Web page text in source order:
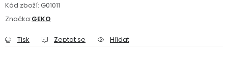
Kód zboží: G01011
Značka:GEKO
Tisk Zeptat se Hlídat